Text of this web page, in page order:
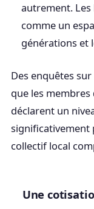
autrement.
comme un
générations et
Des enquêtes
que les
déclarent un
significativement
collectif local
Une